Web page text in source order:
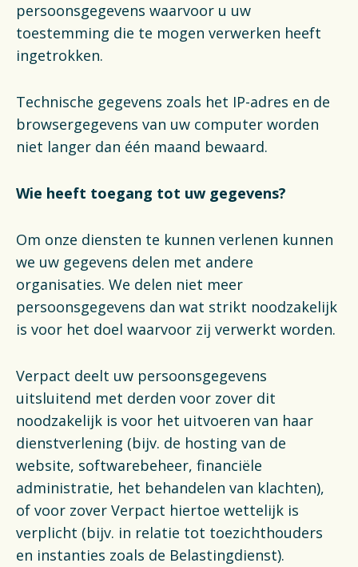
persoonsgegevens waarvoor u uw
toestemming die te mogen verwerken heeft
ingetrokken.
Technische gegevens zoals het IP-adres en de
browsergegevens van uw computer worden
niet langer dan één maand bewaard.
Wie heeft toegang tot uw gegevens?
Om onze diensten te kunnen verlenen kunnen
we uw gegevens delen met andere
organisaties. We delen niet meer
persoonsgegevens dan wat strikt noodzakelijk
is voor het doel waarvoor zij verwerkt worden.
Verpact deelt uw persoonsgegevens
uitsluitend met derden voor zover dit
noodzakelijk is voor het uitvoeren van haar
dienstverlening (bijv. de hosting van de
website, softwarebeheer, financiële
administratie, het behandelen van klachten),
of voor zover Verpact hiertoe wettelijk is
verplicht (bijv. in relatie tot toezichthouders
en instanties zoals de Belastingdienst).